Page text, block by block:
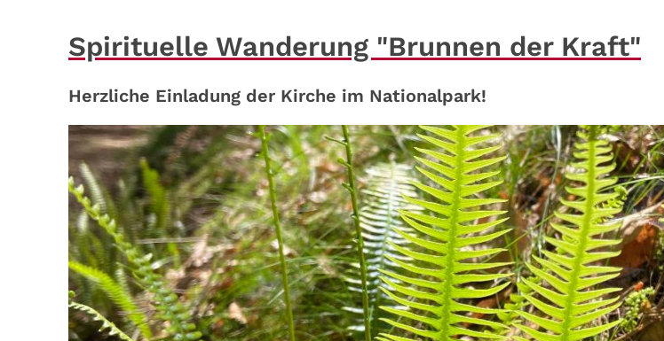
Spirituelle Wanderung "Brunnen der Kraft"
Herzliche Einladung der Kirche im Nationalpark!